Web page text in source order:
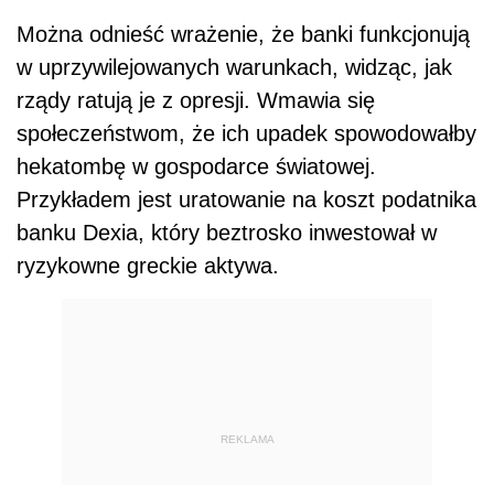
Można odnieść wrażenie, że banki funkcjonują
w uprzywilejowanych warunkach, widząc, jak
rządy ratują je z opresji. Wmawia się
społeczeństwom, że ich upadek spowodowałby
hekatombę w gospodarce światowej.
Przykładem jest uratowanie na koszt podatnika
banku Dexia, który beztrosko inwestował w
ryzykowne greckie aktywa.
REKLAMA